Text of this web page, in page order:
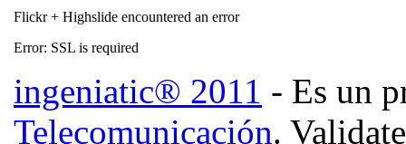
Flickr + Highslide encountered an error
Error: SSL is required
ingeniatic® 2011 - Es un
Telecomunicación.